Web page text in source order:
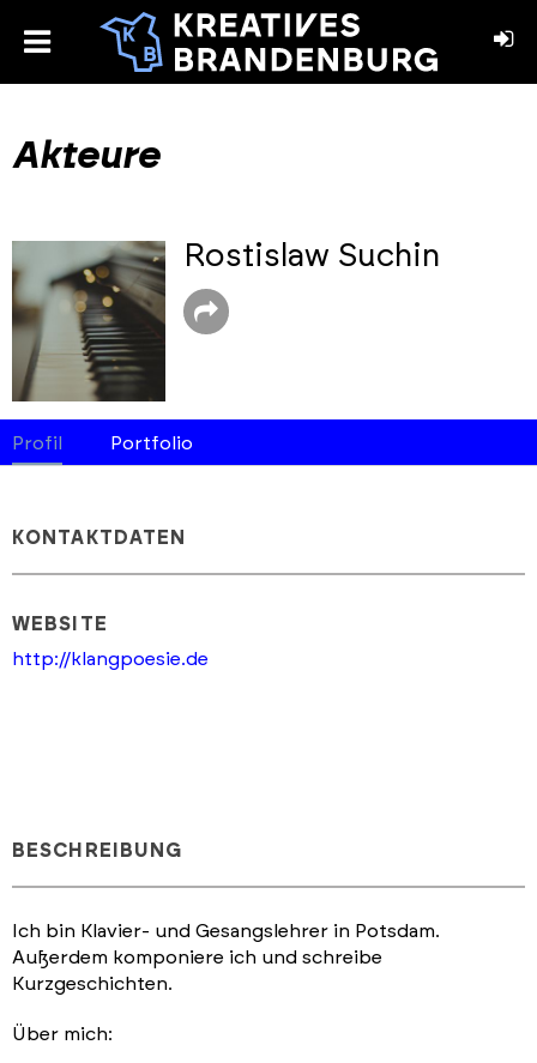
toggle
Akteure
Rostislaw Suchin
Profil Portfolio
KONTAKTDATEN
WEBSITE
http://klangpoesie.de
BESCHREIBUNG
Ich bin Klavier- und Gesangslehrer in Potsdam.
Außerdem komponiere ich und schreibe
Kurzgeschichten.
Über mich: